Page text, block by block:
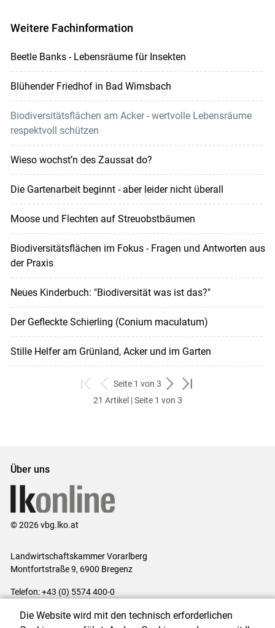
Weitere Fachinformation
Beetle Banks - Lebensräume für Insekten
Blühender Friedhof in Bad Wimsbach
Biodiversitätsflächen am Acker - wertvolle Lebensräume
respektvoll schützen
Wieso wochst’n des Zaussat do?
Die Gartenarbeit beginnt - aber leider nicht überall
Moose und Flechten auf Streuobstbäumen
Biodiversitätsflächen im Fokus - Fragen und Antworten aus
der Praxis
Neues Kinderbuch: "Biodiversität was ist das?"
Der Gefleckte Schierling (Conium maculatum)
Stille Helfer am Grünland, Acker und im Garten
zum
ersten
zurück
zum
Seite 1 von 3
weiter
zum
zum
21 Artikel | Seite 1 von 3
Über uns
© 2026 vbg.lko.at
Landwirtschaftskammer Vorarlberg
Montfortstraße 9, 6900 Bregenz
Telefon: +43 (0) 5574 400-0
Die Website wird mit den technisch erforderlichen